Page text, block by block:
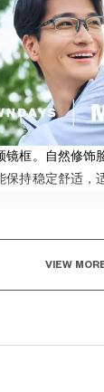
镜框。自然修饰
保持稳定舒适，
常生活到各种活动
VIEW